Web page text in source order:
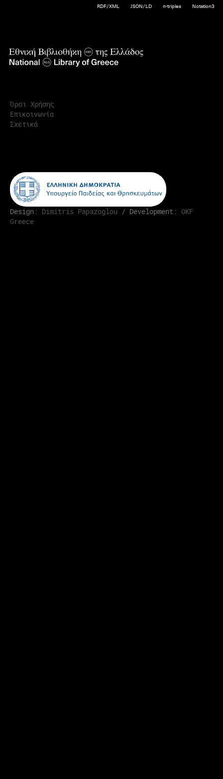
RDF/XML JSON/LD n-triples Notation3
Όροι Χρήσης
Επικοινωνία
Σχετικά
Design: Dimitris Papazoglou / Development: OKF
Greece